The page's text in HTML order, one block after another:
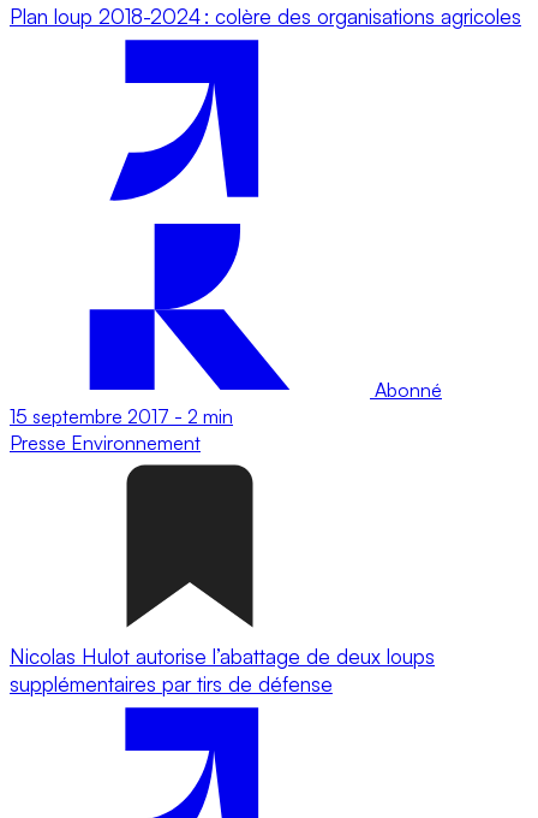
Plan loup 2018-2024 : colère des organisations agricoles
Abonné
15 septembre 2017 - 2 min
Presse Environnement
Nicolas Hulot autorise l’abattage de deux loups
supplémentaires par tirs de défense